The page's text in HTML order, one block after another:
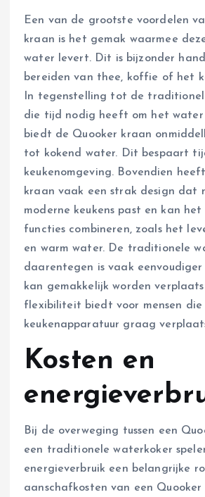
Een van de grootste voordelen
kraan is het gemak waarmee
water levert. Dit is bijzonder
bereiden van thee, koffie of het
In tegenstelling tot de
die tijd nodig heeft om het water
biedt de Quooker kraan
tot kokend water. Dit bespaart
keukenomgeving. Bovendien
kraan vaak een strak design dat
moderne keukens past en kan het
functies combineren, zoals het
en warm water. De traditionele
daarentegen is vaak eenvoudiger
kan gemakkelijk worden
flexibiliteit biedt voor mensen die
keukenapparatuur graag
Kosten en
Bij de overweging tussen een
een traditionele waterkoker
energieverbruik een belangrijke
aanschafkosten van een